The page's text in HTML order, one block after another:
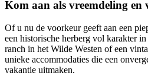
Kom aan als vreemdeling en
Of u nu de voorkeur geeft aan een
een historische herberg vol karakter
ranch in het Wilde Westen of een
unieke accommodaties die een
vakantie uitmaken.